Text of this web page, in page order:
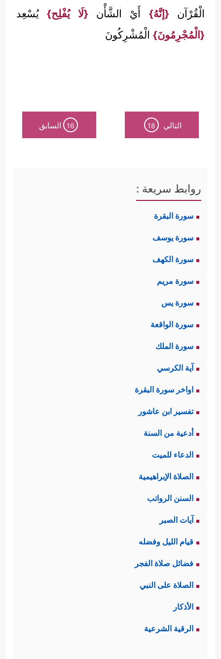
الْقُرْآن {إنَّهُ} أَيْ الشَّأْن {لَا يُفْلِح}يُسْعِد
{الْمُجْرِمُونَ} الْمُشْرِكُونَ
التالي 18
16 السابق
روابط سريعة :
سورة البقرة
سورة يوسف
سورة الكهف
سورة مريم
سورة يس
سورة الواقعة
سورة الملك
آية الكرسي
اواخر سورة البقرة
تفسير ابن عاشور
أدعية من السنة
الدعاء للميت
الصلاة الإبراهيمية
السنن الرواتب
آيات الصبر
قيام الليل وفضله
فضائل صلاة الفجر
الصلاة على النبي
الأذكار
الرقية الشرعية